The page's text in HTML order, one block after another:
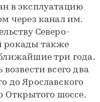
в эксплуатацию
через канал им.
Северо-
рокады также
три года.
всего два
до Ярославского
Открытого шоссе.